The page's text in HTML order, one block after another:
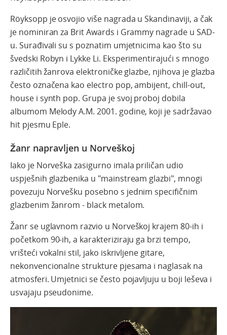
Röyksopp je osvojio više nagrada u Skandinaviji, a čak
je nominiran za Brit Awards i Grammy nagrade u SAD-
u. Surađivali su s poznatim umjetnicima kao što su
švedski Robyn i Lykke Li. Eksperimentirajući s mnogo
različitih žanrova elektroničke glazbe, njihova je glazba
često označena kao electro pop, ambijent, chill-out,
house i synth pop. Grupa je svoj proboj dobila
albumom Melody A.M. 2001. godine, koji je sadržavao
hit pjesmu Eple.
Žanr napravljen u Norveškoj
Iako je Norveška zasigurno imala priličan udio
uspješnih glazbenika u "mainstream glazbi", mnogi
povezuju Norvešku posebno s jednim specifičnim
glazbenim žanrom - black metalom.
Žanr se uglavnom razvio u Norveškoj krajem 80-ih i
početkom 90-ih, a karakteriziraju ga brzi tempo,
vrišteći vokalni stil, jako iskrivljene gitare,
nekonvencionalne strukture pjesama i naglasak na
atmosferi. Umjetnici se često pojavljuju u boji leševa i
usvajaju pseudonime.